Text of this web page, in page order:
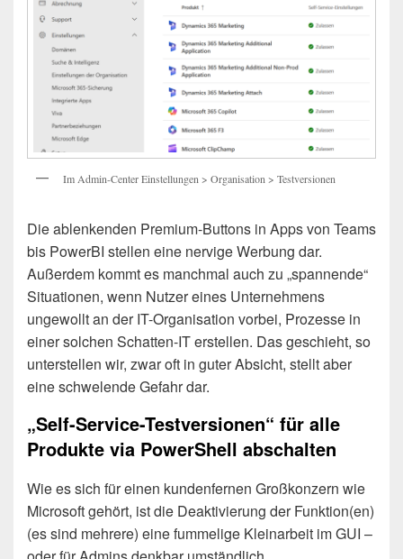
Im Admin-Center Einstellungen > Organisation > Testversionen
Die ablenkenden Premium-Buttons in Apps von Teams
bis PowerBI stellen eine nervige Werbung dar.
Außerdem kommt es manchmal auch zu „spannende“
Situationen, wenn Nutzer eines Unternehmens
ungewollt an der IT-Organisation vorbei, Prozesse in
einer solchen Schatten-IT erstellen. Das geschieht, so
unterstellen wir, zwar oft in guter Absicht, stellt aber
eine schwelende Gefahr dar.
„Self-Service-Testversionen“ für alle
Produkte via PowerShell abschalten
Wie es sich für einen kundenfernen Großkonzern wie
Microsoft gehört, ist die Deaktivierung der Funktion(en)
(es sind mehrere) eine fummelige Kleinarbeit im GUI –